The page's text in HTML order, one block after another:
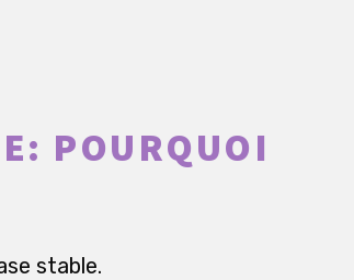
POURQUOI
stable.